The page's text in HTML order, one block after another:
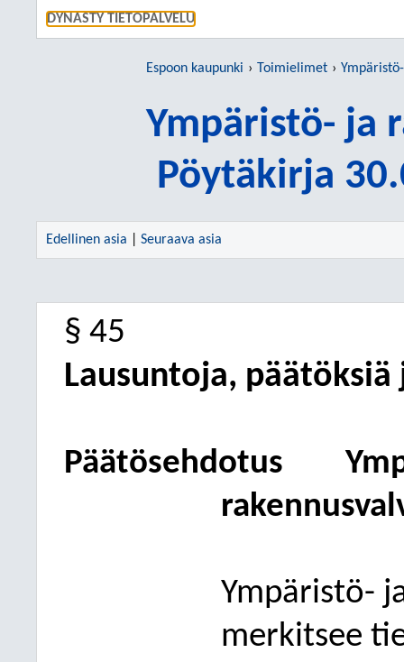
DYNASTY TIETOPALVELU
Espoon kaupunki Toimielimet
Ympäristö- ja
Pöytäkirja
Edellinen asia Seuraava asia
§ 45
Lausuntoja,
Päätösehdotus
Ympäristö-
merkitsee